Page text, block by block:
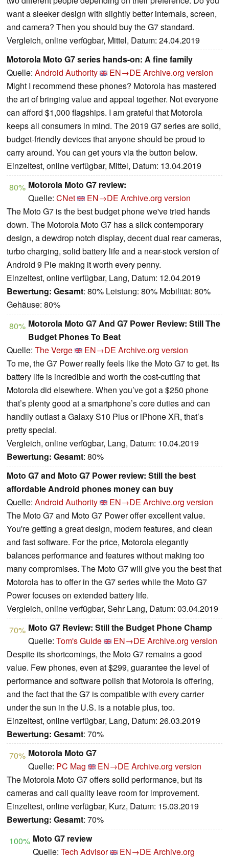
want a sleeker design with slightly better internals, screen,
and camera? Then you should buy the G7 standard.
Vergleich, online verfügbar, Mittel, Datum: 24.04.2019
Motorola Moto G7 series hands-on: A fine family
Quelle: Android Authority EN→DE Archive.org version
Might I recommend these phones? Motorola has mastered
the art of bringing value and appeal together. Not everyone
can afford $1,000 flagships. I am grateful that Motorola
keeps all consumers in mind. The 2019 G7 series are solid,
budget-friendly devices that anyone should be proud to
carry around. You can get yours via the button below.
Einzeltest, online verfügbar, Mittel, Datum: 13.04.2019
80% Motorola Moto G7 review:
Quelle: CNet EN→DE Archive.org version
The Moto G7 is the best budget phone we've tried hands
down. The Motorola Moto G7 has a slick contemporary
design, a dewdrop notch display, decent dual rear cameras,
turbo charging, solid battery life and a near-stock version of
Android 9 Pie making it worth every penny.
Einzeltest, online verfügbar, Lang, Datum: 12.04.2019
Bewertung: Gesamt: 80% Leistung: 80% Mobilität: 80%
Gehäuse: 80%
80% Motorola Moto G7 And G7 Power Review: Still The
Budget Phones To Beat
Quelle: The Verge EN→DE Archive.org version
To me, the G7 Power really feels like the Moto G7 to get. Its
battery life is incredible and worth the cost-cutting that
Motorola did elsewhere. When you’ve got a $250 phone
that’s plenty good at a smartphone’s core duties and can
handily outlast a Galaxy S10 Plus or iPhone XR, that’s
pretty special.
Vergleich, online verfügbar, Lang, Datum: 10.04.2019
Bewertung: Gesamt: 80%
Moto G7 and Moto G7 Power review: Still the best
affordable Android phones money can buy
Quelle: Android Authority EN→DE Archive.org version
The Moto G7 and Moto G7 Power offer excellent value.
You're getting a great design, modern features, and clean
and fast software. For the price, Motorola elegantly
balances performance and features without making too
many compromises. The Moto G7 will give you the best that
Motorola has to offer in the G7 series while the Moto G7
Power focuses on extended battery life.
Vergleich, online verfügbar, Sehr Lang, Datum: 03.04.2019
70% Moto G7 Review: Still the Budget Phone Champ
Quelle: Tom's Guide EN→DE Archive.org version
Despite its shortcomings, the Moto G7 remains a good
value. Few phones, even at $299, guarantee the level of
performance and software polish that Motorola is offering,
and the fact that the G7 is compatible with every carrier
under the sun in the U.S. is a notable plus, too.
Einzeltest, online verfügbar, Lang, Datum: 26.03.2019
Bewertung: Gesamt: 70%
70% Motorola Moto G7
Quelle: PC Mag EN→DE Archive.org version
The Motorola Moto G7 offers solid performance, but its
cameras and call quality leave room for improvement.
Einzeltest, online verfügbar, Kurz, Datum: 15.03.2019
Bewertung: Gesamt: 70%
100% Moto G7 review
Quelle: Tech Advisor EN→DE Archive.org